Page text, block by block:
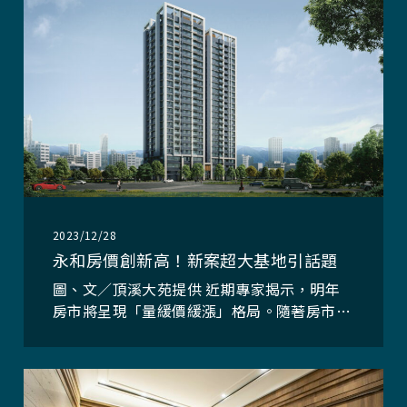
2023/12/28
永和房價創新高！新案超大基地引話題
圖、文／頂溪大苑提供 近期專家揭示，明年
房市將呈現「量緩價緩漲」格局。隨著房市景
標都將落在綠燈區域，並表示明年發展受多重
變數影響，國內通膨難以降低，房價難有下修
空間。日前就有公開資料顯示，新北永和預